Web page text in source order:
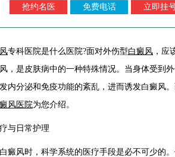
抢约名医 免费电话 立即挂
专科医院是什么医院?面对外伤型白癜风 ，应
，是皮肤病中的一种特殊情况。当身体受到
内分泌和免疫功能的紊乱，进而诱发白癜风
风医院为您介绍。
日常护理
风时，科学系统的医疗手段是必不可少的。